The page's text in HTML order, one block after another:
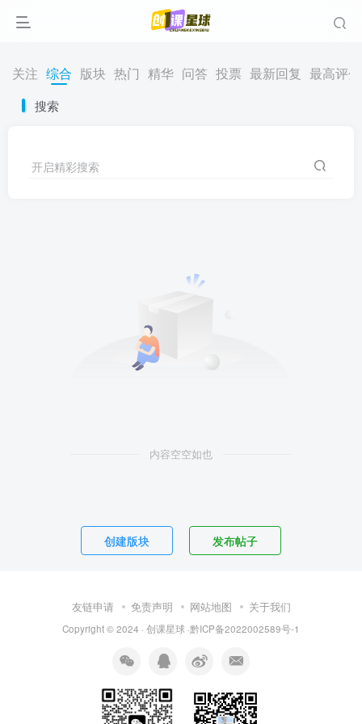
关注 综合 版块 热门 精华 问答 投票 最新回复 最高评分
搜索
开启精彩搜索
内容空空如也
创建版块 发布帖子
友链申请 免责声明 网站地图 关于我们
Copyright © 2024 · 创课星球 ·黔ICP备2022002589号-1